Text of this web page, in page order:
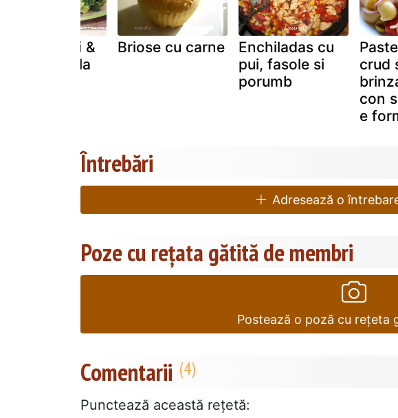
pui &
totul la
Briose cu carne
Enchiladas cu
pui, fasole si
porumb
crud
con
e
Întrebări
Adresează o
Poze cu rețata gătită de membri
Postează o poză cu rețeta
Comentarii
Punctează această reţetă: